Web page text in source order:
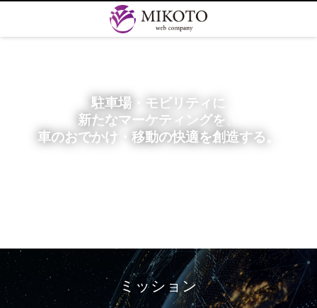
駐車場・モビリティに
新たなマーケティングを、
車のおでかけ・移動の快適を創造する。
ミッション